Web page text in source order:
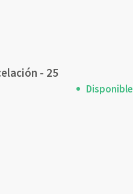
- 25
Disponible